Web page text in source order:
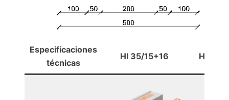
Especificaciones
técnicas
HI 35/15+16 HI